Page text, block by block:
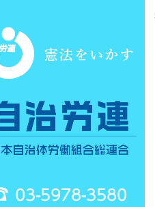
03-5978-3580